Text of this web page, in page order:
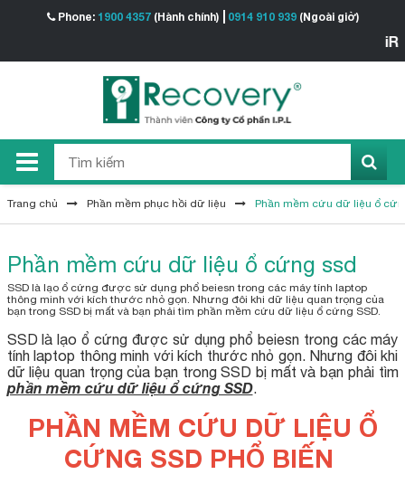
Phone: 1900 4357(Hành chính) 0914 910 939(Ngoài giờ)
Trang chủ Phần mềm phục hồi dữ liệu Phần mềm cứu dữ liệu ổ
Phần mềm cứu dữ liệu ổ cứng ssd
SSD là lạo ổ cứng được sử dụng phổ beiesn trong các máy tính laptop
thông minh với kích thước nhỏ gọn. Nhưng đôi khi dữ liệu quan trọng của
bạn trong SSD bị mất và bạn phải tìm phần mềm cứu dữ liệu ổ cứng SSD.
SSD là lạo ổ cứng được sử dụng phổ beiesn trong các máy
tính laptop thông minh với kích thước nhỏ gọn. Nhưng đôi khi
dữ liệu quan trọng của bạn trong SSD bị mất và bạn phải tìm
phần mềm cứu dữ liệu ổ cứng SSD.
PHẦN MỀM CỨU DỮ LIỆU Ổ
CỨNG SSD PHỔ BIẾN